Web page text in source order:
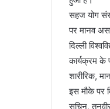
सहज योग
पर मानव
दिल्ली
कार्यक्रम के
शारीरिक,
इस मौके पर
सचिन,